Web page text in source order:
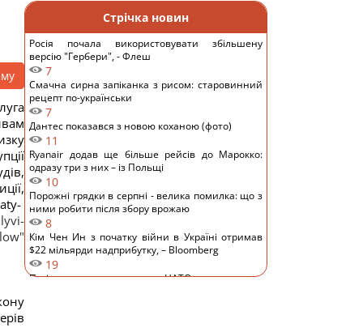
Стрічка новин
Росія почала використовувати збільшену
версію "Гербери", - Флеш
7
Смачна сирна запіканка з рисом: старовинний
рецепт по-українськи
7
Дантес показався з новою коханою (фото)
11
Ryanair додав ще більше рейсів до Марокко:
одразу три з них – із Польщі
10
Порожні грядки в серпні - велика помилка: що з
ними робити після збору врожаю
8
Кім Чен Ин з початку війни в Україні отримав
$22 мільярди надприбутку, – Bloomberg
19
Путін може напасти на НАТО вже восени: